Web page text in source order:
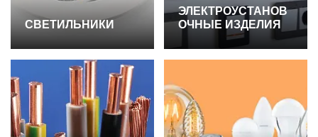
СВЕТИЛЬНИКИ
ЭЛЕКТРОУСТАНОВ
ОЧНЫЕ ИЗДЕЛИЯ